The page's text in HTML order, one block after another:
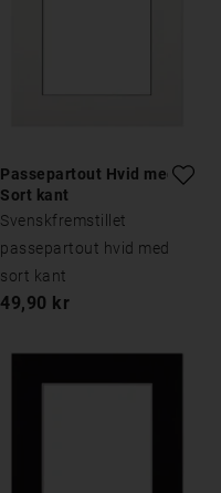
Passepartout Hvid med
Sort kant
Svenskfremstillet
passepartout hvid med
sort kant
49,90 kr